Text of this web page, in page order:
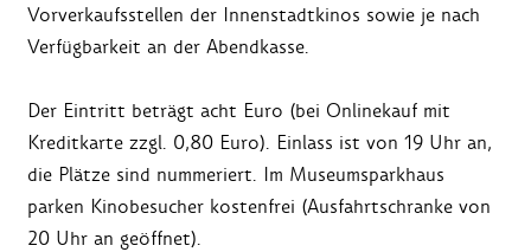
Vorverkaufsstellen der Innenstadtkinos sowie je nach
Verfügbarkeit an der Abendkasse.
Der Eintritt beträgt acht Euro (bei Onlinekauf mit
Kreditkarte zzgl. 0,80 Euro). Einlass ist von 19 Uhr an,
die Plätze sind nummeriert. Im Museumsparkhaus
parken Kinobesucher kostenfrei (Ausfahrtschranke von
20 Uhr an geöffnet).